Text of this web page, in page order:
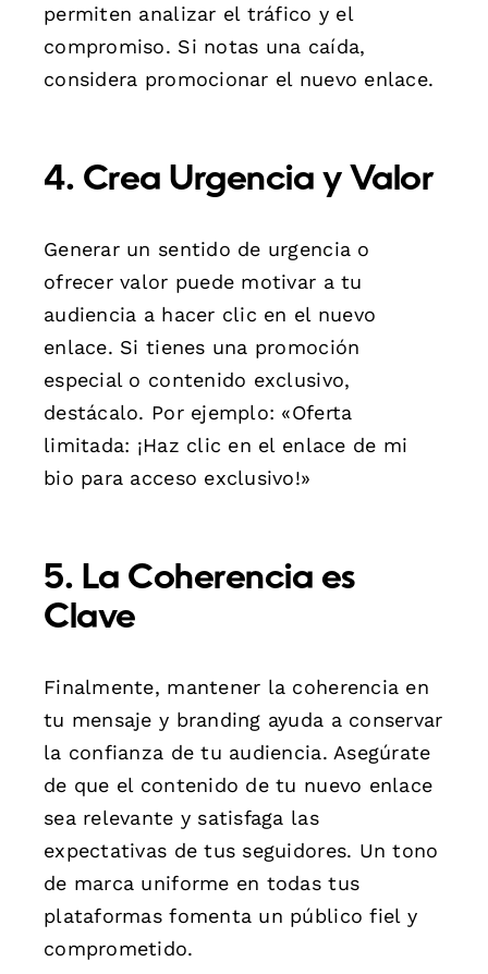
permiten analizar el tráfico y el
compromiso. Si notas una caída,
considera promocionar el nuevo enlace.
4. Crea Urgencia y Valor
Generar un sentido de urgencia o
ofrecer valor puede motivar a tu
audiencia a hacer clic en el nuevo
enlace. Si tienes una promoción
especial o contenido exclusivo,
destácalo. Por ejemplo: «Oferta
limitada: ¡Haz clic en el enlace de mi
bio para acceso exclusivo!»
5. La Coherencia es
Clave
Finalmente, mantener la coherencia en
tu mensaje y branding ayuda a conservar
la confianza de tu audiencia. Asegúrate
de que el contenido de tu nuevo enlace
sea relevante y satisfaga las
expectativas de tus seguidores. Un tono
de marca uniforme en todas tus
plataformas fomenta un público fiel y
comprometido.